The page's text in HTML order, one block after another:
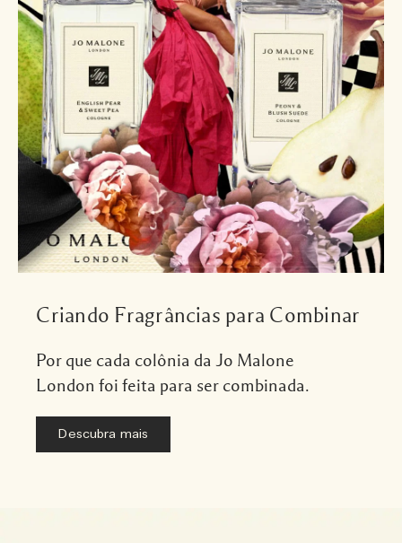
Criando Fragrâncias para Combinar
Por que cada colônia da Jo Malone
London foi feita para ser combinada.
Descubra mais